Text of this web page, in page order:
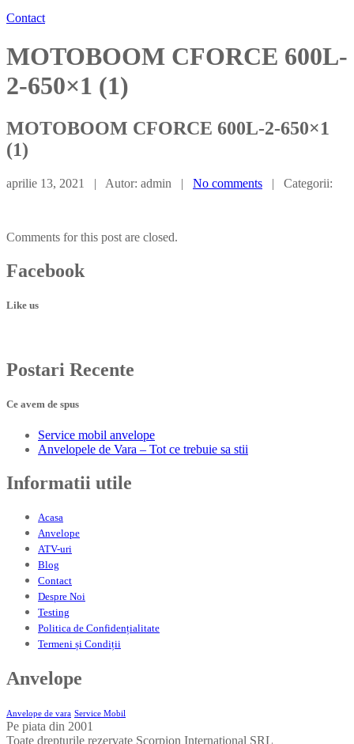
Contact
MOTOBOOM CFORCE 600L-
2-650×1 (1)
MOTOBOOM CFORCE 600L-2-650×1
(1)
aprilie 13, 2021 | Autor: admin | No comments | Categorii:
Comments for this post are closed.
Facebook
Like us
Postari Recente
Ce avem de spus
Service mobil anvelope
Anvelopele de Vara – Tot ce trebuie sa stii
Informatii utile
Acasa
Anvelope
ATV-uri
Blog
Contact
Despre Noi
Testing
Politica de Confidențialitate
Termeni și Condiții
Anvelope
Anvelope de vara Service Mobil
Pe piata din 2001
Toate drepturile rezervate Scorpion International SRL